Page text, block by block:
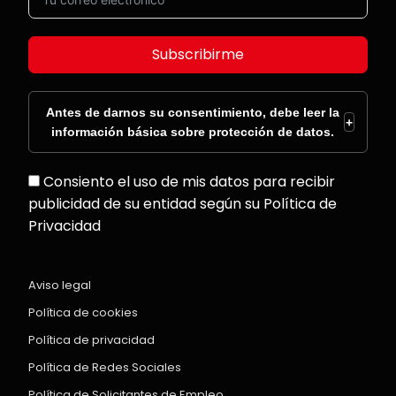
Subscribirme
Antes de darnos su consentimiento, debe leer la
información básica sobre protección de datos.
+
Consiento el uso de mis datos para recibir
publicidad de su entidad según su Política de
Privacidad
Aviso legal
Política de cookies
Política de privacidad
Política de Redes Sociales